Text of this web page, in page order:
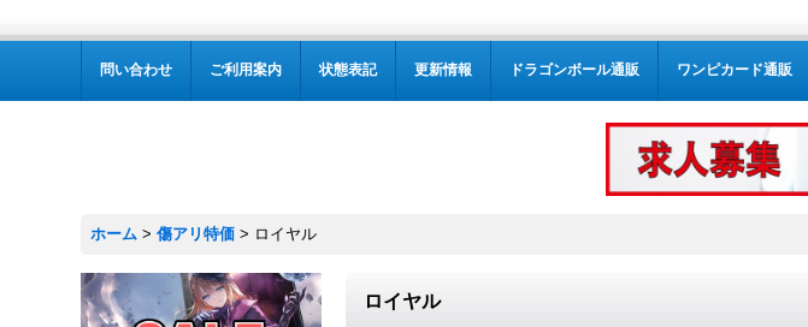
問い合わせ ご利用案内 状態表記 更新情報 ドラゴンボール通販 ワンピカード通販
ホーム > 傷アリ特価 > ロイヤル
ロイヤル